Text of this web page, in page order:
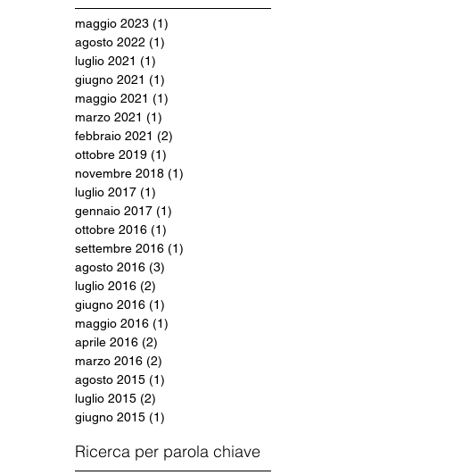
maggio 2023 (1)
agosto 2022 (1)
luglio 2021 (1)
giugno 2021 (1)
maggio 2021 (1)
marzo 2021 (1)
febbraio 2021 (2)
ottobre 2019 (1)
novembre 2018 (1)
luglio 2017 (1)
gennaio 2017 (1)
ottobre 2016 (1)
settembre 2016 (1)
agosto 2016 (3)
luglio 2016 (2)
giugno 2016 (1)
maggio 2016 (1)
aprile 2016 (2)
marzo 2016 (2)
agosto 2015 (1)
luglio 2015 (2)
giugno 2015 (1)
Ricerca per parola chiave